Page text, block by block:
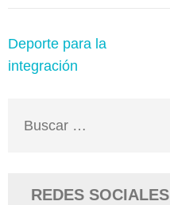
Navegación
de
Deporte para la
integración
Buscar:
REDES SOCIALES